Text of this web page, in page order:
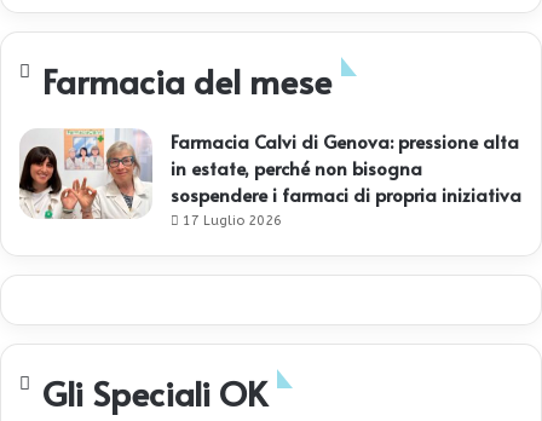
Farmacia del mese
Farmacia Calvi di Genova: pressione alta
in estate, perché non bisogna
sospendere i farmaci di propria iniziativa
17 Luglio 2026
Gli Speciali OK